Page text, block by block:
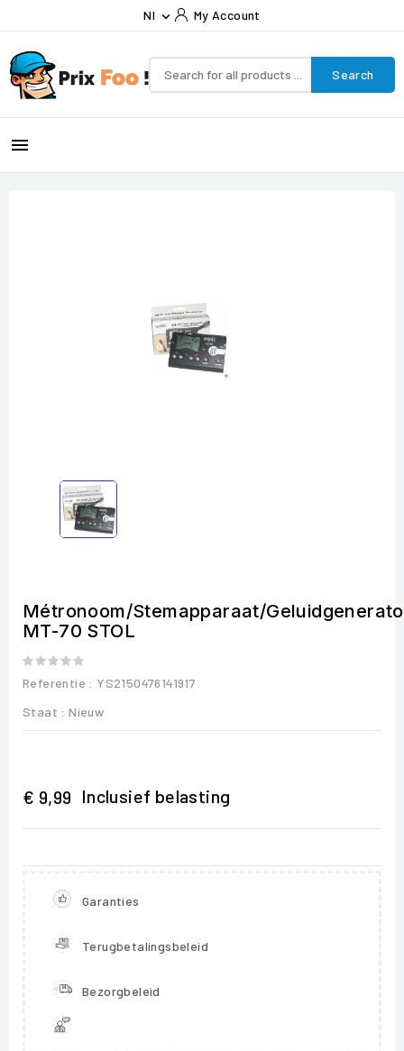
Nl  My Account
Search

Métronoom/Stemapparaat/
MT-70 STOL
Referentie : YS2150476141917
Staat : Nieuw
€ 9,99 Inclusief belasting
Garanties
Terugbetalingsbeleid
Bezorgbeleid